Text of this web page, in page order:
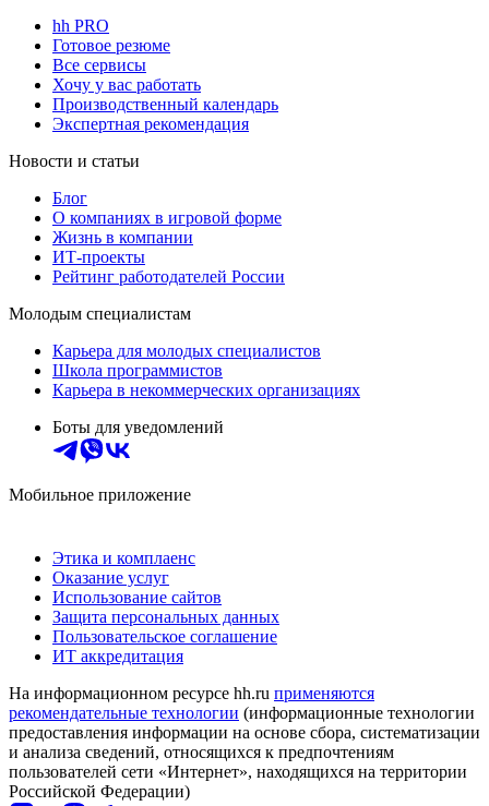
hh PRO
Готовое резюме
Все сервисы
Хочу у вас работать
Производственный календарь
Экспертная рекомендация
Новости и статьи
Блог
О компаниях в игровой форме
Жизнь в компании
ИТ-проекты
Рейтинг работодателей России
Молодым специалистам
Карьера для молодых специалистов
Школа программистов
Карьера в некоммерческих организациях
Боты для уведомлений
Мобильное приложение
Этика и комплаенс
Оказание услуг
Использование сайтов
Защита персональных данных
Пользовательское соглашение
ИТ аккредитация
На информационном ресурсе hh.ru применяются
рекомендательные технологии (информационные технологии
предоставления информации на основе сбора, систематизации
и анализа сведений, относящихся к предпочтениям
пользователей сети «Интернет», находящихся на территории
Российской Федерации)